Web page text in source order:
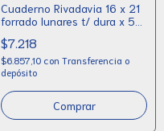
Cuaderno Rivadavia 16 x 21
forrado lunares t/ dura x 50
$7.218
$6.857,10 con Transferencia o
depósito
Comprar